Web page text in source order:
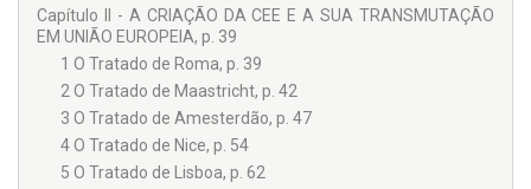
Capítulo II - A CRIAÇÃO DA CEE E A SUA TRANSMUTAÇÃO
EM UNIÃO EUROPEIA, p. 39
1 O Tratado de Roma, p. 39
2 O Tratado de Maastricht, p. 42
3 O Tratado de Amesterdão, p. 47
4 O Tratado de Nice, p. 54
5 O Tratado de Lisboa, p. 62